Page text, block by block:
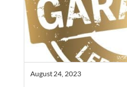
August 24, 2023